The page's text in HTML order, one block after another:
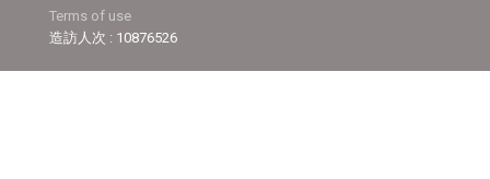
Terms of use
造訪人次 : 10876526